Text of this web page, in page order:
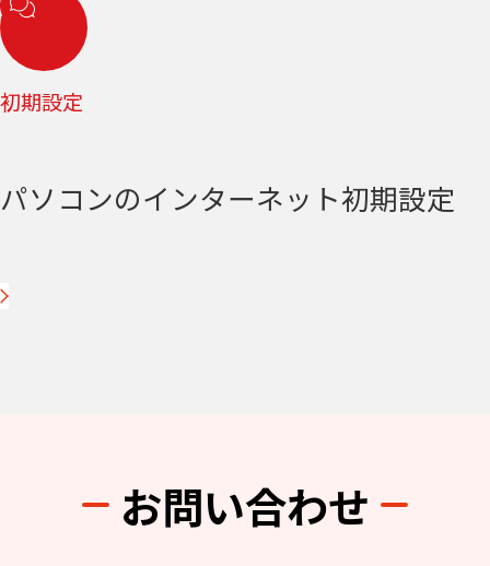
初期設定
パソコンのインターネット初期設定
お問い合わせ